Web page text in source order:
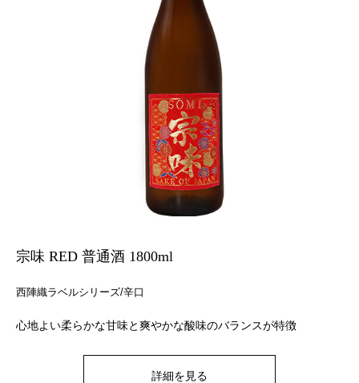
宗味 RED 普通酒 1800ml
西陣織ラベルシリーズ/辛口
心地よい柔らかな甘味と爽やかな酸味のバランスが特徴
詳細を見る